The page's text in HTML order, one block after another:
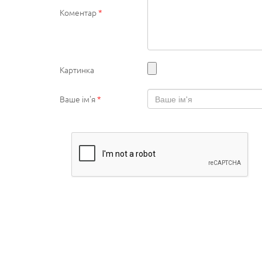
Коментар*
Картинка
Ваше ім'я*